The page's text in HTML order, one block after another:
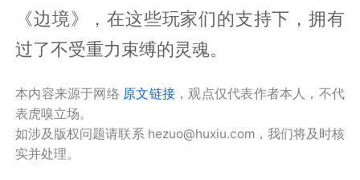
《边境》，在这些玩家们的支持下，拥有
过了不受重力束缚的灵魂。
本内容来源于网络 原文链接 ，观点仅代表作者本人，不代
表虎嗅立场。
如涉及版权问题请联系 hezuo@huxiu.com，我们将及时核
实并处理。